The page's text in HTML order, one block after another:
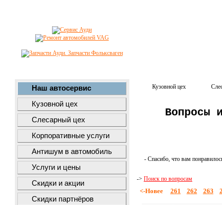
Наш автосервис
Кузовной цех
Слесарный цех
Корпоративные услуги
Антишум в автомобиль
Услуги и цены
Скидки и акции
Скидки партнёров
Кузовной цех
Вопросы
- Спасибо, что вам
-> Поиск по вопросам
<-Новее 261 262 263